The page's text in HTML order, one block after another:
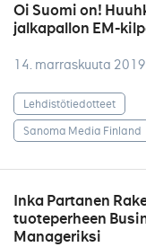
Oi Suomi on!
jalkapallon EM-
14. marraskuuta 2019
Lehdistötiedotteet
Sanoma Media Finland
Inka Partanen
tuoteperheen
Manageriksi